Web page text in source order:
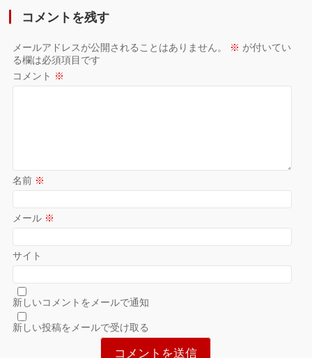
コメントを残す
メールアドレスが公開されることはありません。 ※ が付いてい
る欄は必須項目です
コメント ※
名前 ※
メール ※
サイト
新しいコメントをメールで通知
新しい投稿をメールで受け取る